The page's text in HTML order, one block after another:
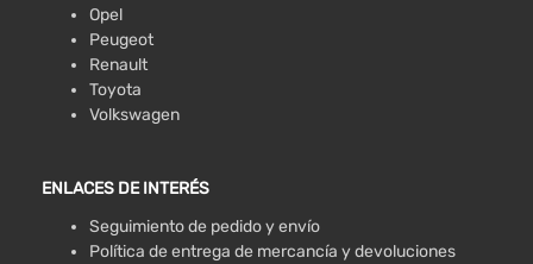
Opel
Peugeot
Renault
Toyota
Volkswagen
ENLACES DE INTERÉS
Seguimiento de pedido y envío
Política de entrega de mercancía y devoluciones